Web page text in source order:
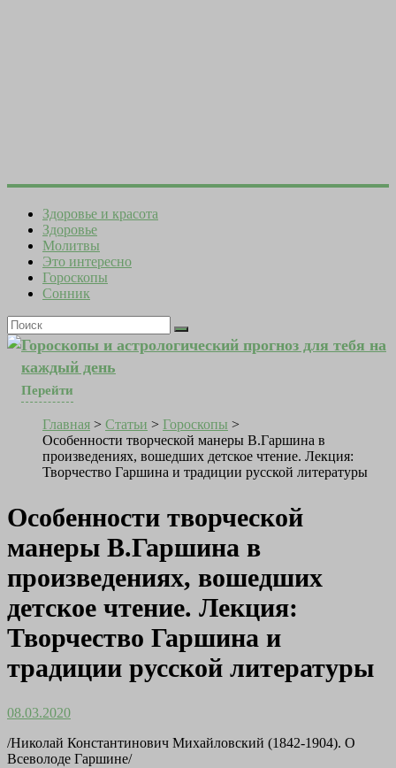
Здоровье и красота
Здоровье
Молитвы
Это интересно
Гороскопы
Сонник
Гороскопы и астрологический прогноз для тебя на
каждый день
Перейти
Главная > Статьи > Гороскопы >
Особенности творческой манеры В.Гаршина в
произведениях, вошедших детское чтение. Лекция:
Творчество Гаршина и традиции русской литературы
Особенности творческой
манеры В.Гаршина в
произведениях, вошедших
детское чтение. Лекция:
Творчество Гаршина и
традиции русской литературы
08.03.2020
/Николай Константинович Михайловский (1842-1904). О
Всеволоде Гаршине/